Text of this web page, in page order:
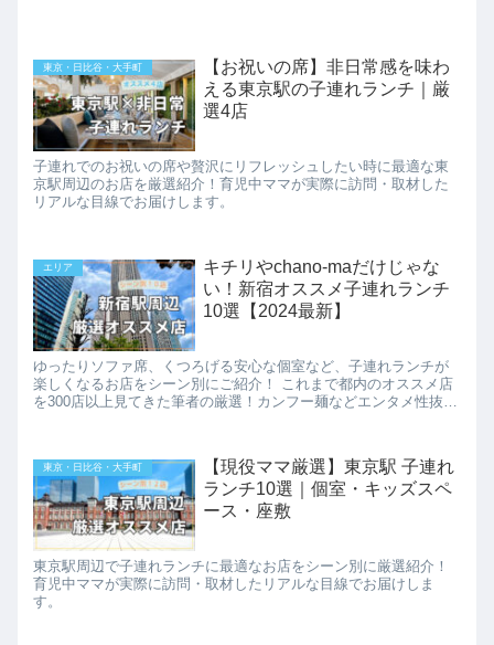
東京・日比谷・大手町
【お祝いの席】非日常感を味わ
える東京駅の子連れランチ｜厳
選4店
子連れでのお祝いの席や贅沢にリフレッシュしたい時に最適な東
京駅周辺のお店を厳選紹介！育児中ママが実際に訪問・取材した
リアルな目線でお届けします。
エリア
キチリやchano-maだけじゃな
い！新宿オススメ子連れランチ
10選【2024最新】
ゆったりソファ席、くつろげる安心な個室など、子連れランチが
楽しくなるお店をシーン別にご紹介！ これまで都内のオススメ店
を300店以上見てきた筆者の厳選！カンフー麺などエンタメ性抜群
ズメニューの有無などと合わせて載せています。
東京・日比谷・大手町
【現役ママ厳選】東京駅 子連れ
ランチ10選｜個室・キッズスペ
ース・座敷
東京駅周辺で子連れランチに最適なお店をシーン別に厳選紹介！
育児中ママが実際に訪問・取材したリアルな目線でお届けしま
す。